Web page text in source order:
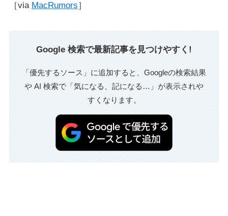
［via MacRumors］
Google 検索で最新記事を見つけやすく!
「優先するソース」に追加すると、Googleの検索結果
や AI 検索で「気になる、記になる…」が表示されや
すくなります。